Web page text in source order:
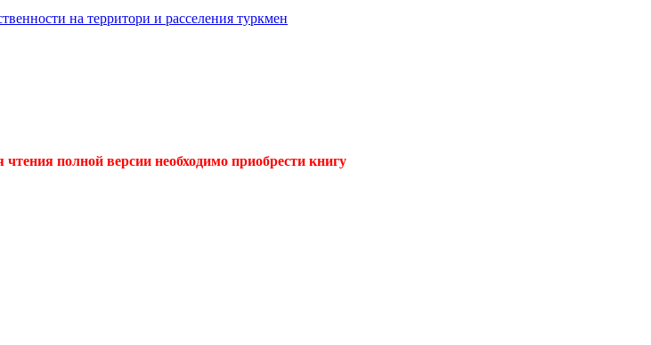
на территори и расселения туркмен
полной версии необходимо приобрести книгу